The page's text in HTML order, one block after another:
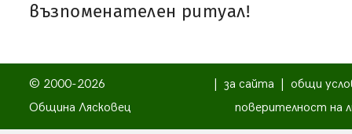
възпоменателен ритуал!
© 2000-2026
Община Лясковец
за сайта
общи
поверителност на